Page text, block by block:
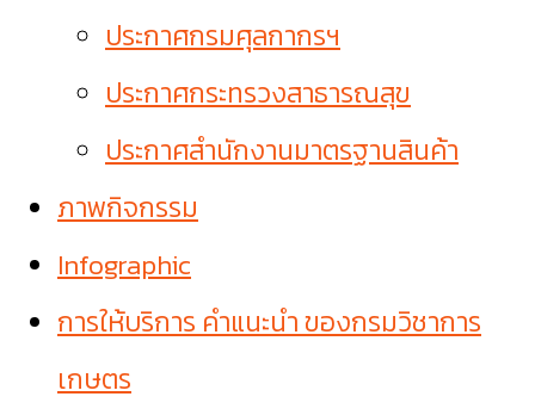
ประกาศกรมศุลกากรฯ
ประกาศกระทรวงสาธารณสุข
ประกาศสำนักงานมาตรฐานสินค้า
ภาพกิจกรรม
Infographic
การให้บริการ คำแนะนำ ของกรมวิชาการ
เกษตร